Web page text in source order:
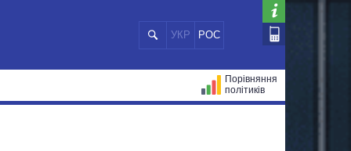
УКР РОС
Порівняння
політиків